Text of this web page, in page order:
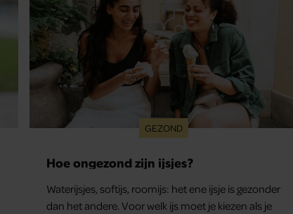
GEZOND
Hoe ongezond zijn ijsjes?
Waterijsjes, softijs, roomijs: het ene ijsje is gezonder
dan het andere. Voor welk ijs moet je kiezen als je